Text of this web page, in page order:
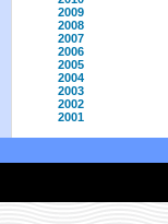
2009
2008
2007
2006
2005
2004
2003
2002
2001